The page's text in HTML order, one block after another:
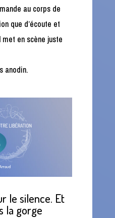
au corps de
que d’écoute et
met en scène juste
anodin.
le silence. Et
la gorge